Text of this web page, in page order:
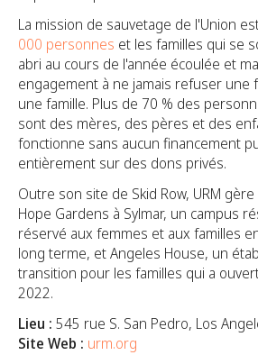
La mission de sauvetage de l'Union
000 personnes et les familles qui se
abri au cours de l'année écoulée et
engagement à ne jamais refuser une
une famille. Plus de 70 % des
sont des mères, des pères et des
fonctionne sans aucun financement
entièrement sur des dons privés.
Outre son site de Skid Row, URM
Hope Gardens à Sylmar, un campus
réservé aux femmes et aux familles
long terme, et Angeles House, un
transition pour les familles qui a
2022.
Lieu : 545 rue S. San Pedro, Los
Site Web : urm.org